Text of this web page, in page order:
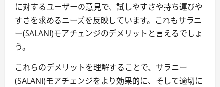
に対するユーザーの意見で、試しやすさや持ち運びや
すさを求めるニーズを反映しています。これもサラニ
ー(SALANI)モアチェンジのデメリットと言えるでしょ
う。
これらのデメリットを理解することで、サラニー
(SALANI)モアチェンジをより効果的に、そして適切に